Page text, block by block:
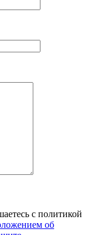
с политикой
об